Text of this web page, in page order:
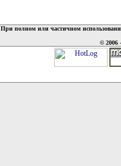
При полном или частичном
© 2006